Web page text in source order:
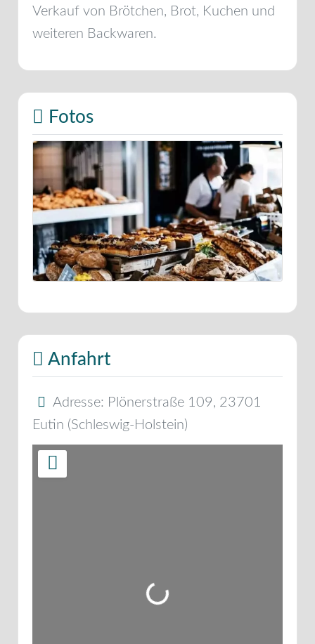
Verkauf von Brötchen, Brot, Kuchen und
weiteren Backwaren.
Fotos
Anfahrt
Adresse: Plönerstraße 109, 23701
Eutin (Schleswig-Holstein)
Wird geladen …